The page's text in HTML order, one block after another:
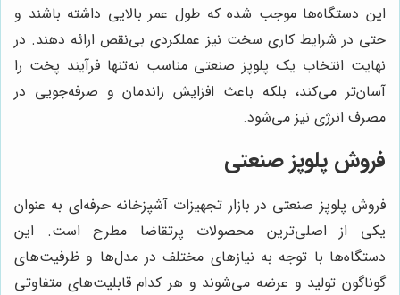
این دستگاه‌ها موجب شده که طول عمر بالایی داشته باشند و
حتی در شرایط کاری سخت نیز عملکردی بی‌نقص ارائه دهند. در
نهایت انتخاب یک پلوپز صنعتی مناسب نه‌تنها فرآیند پخت را
آسان‌تر می‌کند، بلکه باعث افزایش راندمان و صرفه‌جویی در
مصرف انرژی نیز می‌شود.
فروش پلوپز صنعتی
فروش پلوپز صنعتی در بازار تجهیزات آشپزخانه حرفه‌ای به عنوان
یکی از اصلی‌ترین محصولات پرتقاضا مطرح است. این
دستگاه‌ها با توجه به نیازهای مختلف در مدل‌ها و ظرفیت‌های
گوناگون تولید و عرضه می‌شوند و هر کدام قابلیت‌های متفاوتی